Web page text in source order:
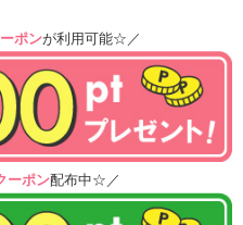
ポンが利用可能☆／
ーポン配布中☆／